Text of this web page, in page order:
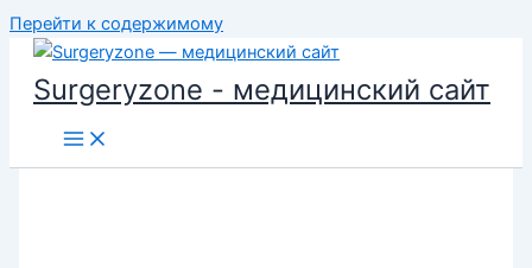
Перейти к содержимому
Surgeryzone - медицинский сайт